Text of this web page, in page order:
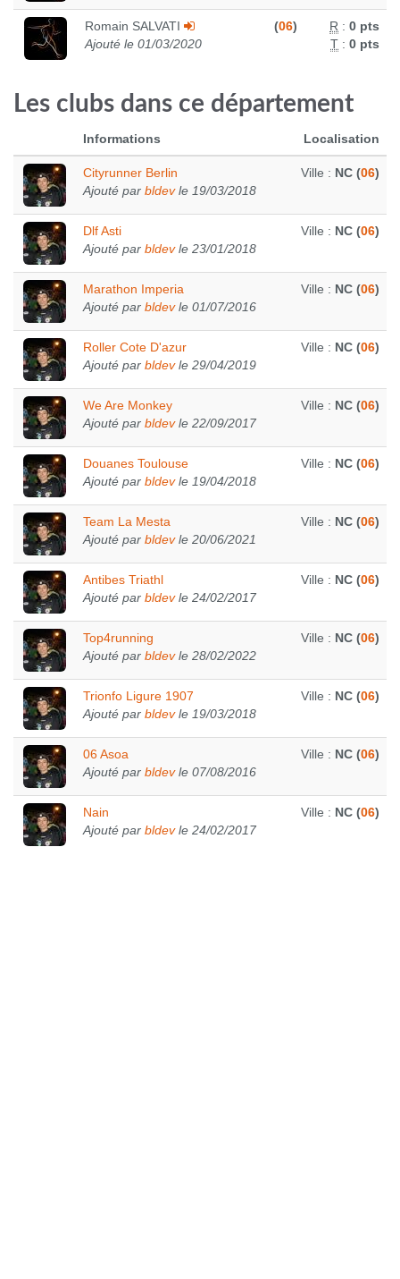
Romain SALVATI
Ajouté le 01/03/2020
(06) R : 0 pts
T : 0 pts
Les clubs dans ce département
Informations Localisation
Cityrunner Berlin
Ajouté par bldevle 19/03/2018
Ville : NC (06)
Dlf Asti
Ajouté par bldevle 23/01/2018
Ville : NC (06)
Marathon Imperia
Ajouté par bldevle 01/07/2016
Ville : NC (06)
Roller Cote D'azur
Ajouté par bldevle 29/04/2019
Ville : NC (06)
We Are Monkey
Ajouté par bldevle 22/09/2017
Ville : NC (06)
Douanes Toulouse
Ajouté par bldevle 19/04/2018
Ville : NC (06)
Team La Mesta
Ajouté par bldevle 20/06/2021
Ville : NC (06)
Antibes Triathl
Ajouté par bldevle 24/02/2017
Ville : NC (06)
Top4running
Ajouté par bldevle 28/02/2022
Ville : NC (06)
Trionfo Ligure 1907
Ajouté par bldevle 19/03/2018
Ville : NC (06)
06 Asoa
Ajouté par bldevle 07/08/2016
Ville : NC (06)
Nain
Ajouté par bldevle 24/02/2017
Ville : NC (06)